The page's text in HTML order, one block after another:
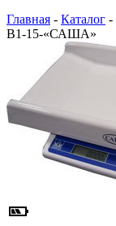
Главная - Каталог -
В1-15-«САША»